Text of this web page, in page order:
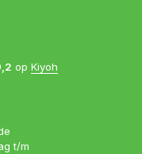
t/m
op Kiyoh